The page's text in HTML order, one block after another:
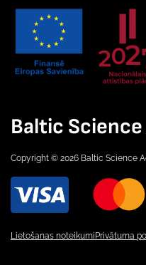
Baltic
Copyright © 2026 Baltic Science
Lietošanas noteikumi Privātuma